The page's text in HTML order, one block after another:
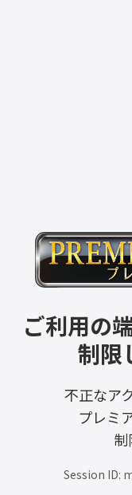
ご利用の
制限
不正なア
プレミ
制
Session ID: